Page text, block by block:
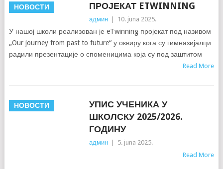
НОВОСТИ ПРОЈЕКАТ ETWINNING
админ 10. juna 2025.
У нашој школи реализован је eTwinning пројекат под називом
„Our journey from past to future“ у оквиру кога су гимназијалци
радили презентације о споменицима која су под заштитом
Read More
НОВОСТИ
УПИС УЧЕНИКА У
ШКОЛСКУ 2025/2026.
ГОДИНУ
админ
5. juna 2025.
Read More